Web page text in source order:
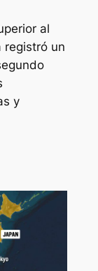
al
registró un
y